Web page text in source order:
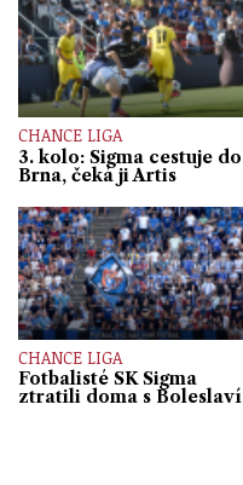
CHANCE LIGA
3. kolo: Sigma cestuje do
Brna, čeká ji Artis
CHANCE LIGA
Fotbalisté SK Sigma
ztratili doma s Boleslaví